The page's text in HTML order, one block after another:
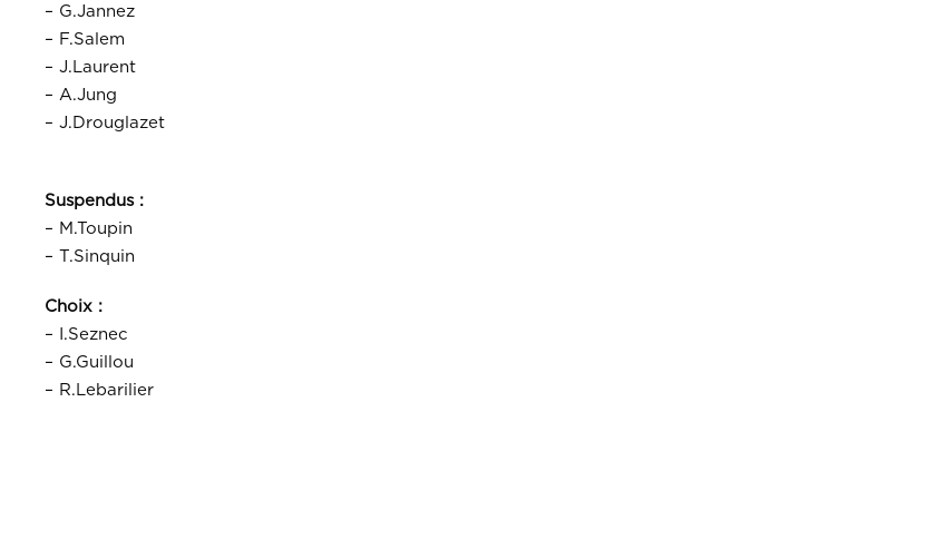
– G.Jannez
– F.Salem
– J.Laurent
– A.Jung
– J.Drouglazet
Suspendus :
– M.Toupin
– T.Sinquin
Choix :
– I.Seznec
– G.Guillou
– R.Lebarilier